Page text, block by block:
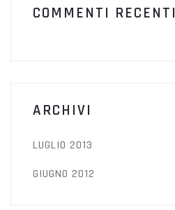
COMMENTI RECENTI
ARCHIVI
LUGLIO 2013
GIUGNO 2012